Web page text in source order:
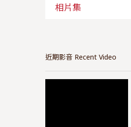
相片集
近期影音 Recent Video